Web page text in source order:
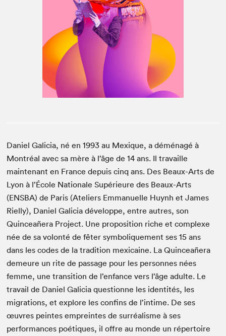
Espace médias
Daniel Galicia, né en 1993 au Mexique, a déménagé à
Montréal avec sa mère à l’âge de 14 ans. Il travaille
maintenant en France depuis cinq ans. Des Beaux-Arts de
Lyon à l’École Nationale Supérieure des Beaux-Arts
(ENSBA) de Paris (Ateliers Emmanuelle Huynh et James
Rielly), Daniel Galicia développe, entre autres, son
Quinceañera Project. Une proposition riche et complexe
née de sa volonté de fêter symboliquement ses 15 ans
dans les codes de la tradition mexicaine. La Quinceañera
demeure un rite de passage pour les personnes nées
femme, une transition de l’enfance vers l’âge adulte. Le
travail de Daniel Galicia questionne les identités, les
migrations, et explore les confins de l’intime. De ses
œuvres peintes empreintes de surréalisme à ses
performances poétiques, il offre au monde un répertoire